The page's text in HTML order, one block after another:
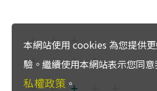
本網站使用 cookies 為您提供
驗。繼續使用本網站表示您同
私權政策 。